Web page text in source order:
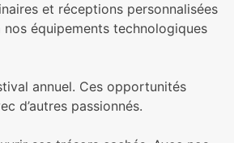
et réceptions personnalisées
équipements technologiques
annuel. Ces opportunités
d’autres passionnés.